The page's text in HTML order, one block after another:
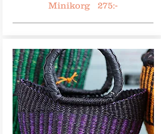
Minikorg 275:-